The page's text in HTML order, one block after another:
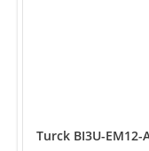
Turck BI3U-EM12-